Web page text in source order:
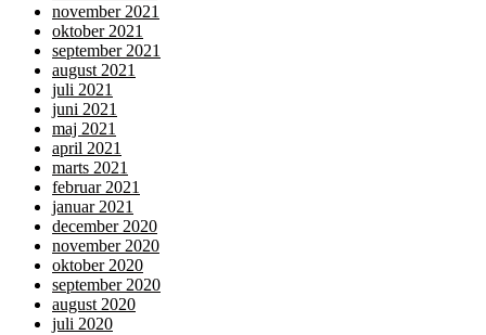
november 2021
oktober 2021
september 2021
august 2021
juli 2021
juni 2021
maj 2021
april 2021
marts 2021
februar 2021
januar 2021
december 2020
november 2020
oktober 2020
september 2020
august 2020
juli 2020